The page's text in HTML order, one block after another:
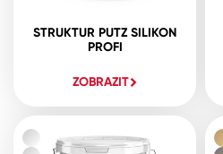
STRUKTUR PUTZ SILIKON
PROFI
ZOBRAZIT